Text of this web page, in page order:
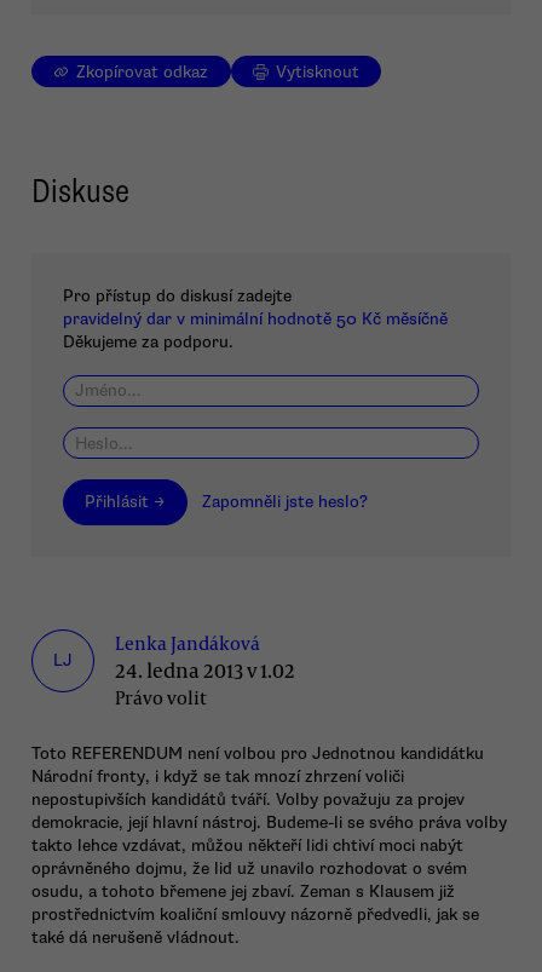
Zkopírovat odkaz Vytisknout
Diskuse
Pro přístup do diskusí zadejte
pravidelný dar v minimální hodnotě 50 Kč měsíčně
Děkujeme za podporu.
Přihlásit → Zapomněli jste heslo?
LJ
Lenka Jandáková
24. ledna 2013 v 1.02
Právo volit
Toto REFERENDUM není volbou pro Jednotnou kandidátku
Národní fronty, i když se tak mnozí zhrzení voliči
nepostupivších kandidátů tváří. Volby považuju za projev
demokracie, její hlavní nástroj. Budeme-li se svého práva volby
takto lehce vzdávat, můžou někteří lidi chtiví moci nabýt
oprávněného dojmu, že lid už unavilo rozhodovat o svém
osudu, a tohoto břemene jej zbaví. Zeman s Klausem již
prostřednictvím koaliční smlouvy názorně předvedli, jak se
také dá nerušeně vládnout.